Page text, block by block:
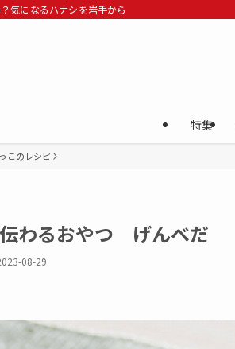
気になるハナシを岩手から
特集
このレシピ
わるおやつ げんべだ
08-29